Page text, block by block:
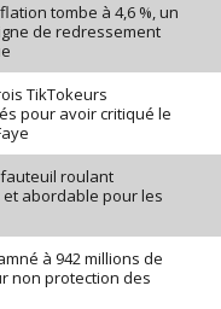
tombe à 4,6 %, un
de redressement
TikTokeurs
pour avoir critiqué le
roulant
et abordable pour les
à 942 millions de
non protection des